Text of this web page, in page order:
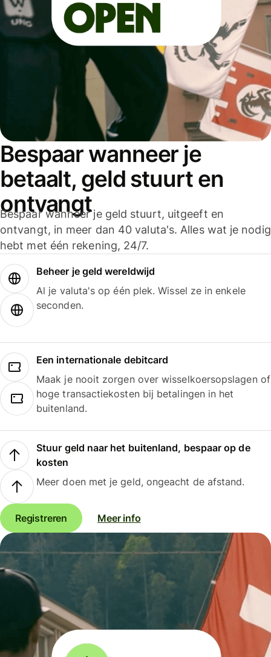
Bespaar wanneer je
betaalt, geld stuurt en
ontvangt
Bespaar wanneer je geld stuurt, uitgeeft en
ontvangt, in meer dan 40 valuta's. Alles wat je nodig
hebt met één rekening, 24/7.
Beheer je geld wereldwijd
Al je valuta's op één plek. Wissel ze in enkele
seconden.
Een internationale debitcard
Maak je nooit zorgen over wisselkoersopslagen of
hoge transactiekosten bij betalingen in het
buitenland.
Stuur geld naar het buitenland, bespaar op de
kosten
Meer doen met je geld, ongeacht de afstand.
Registreren Meer info